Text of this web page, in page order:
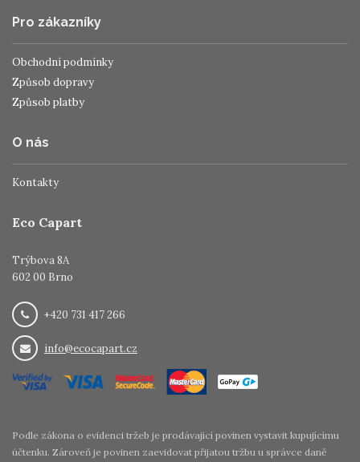
Pro zákazníky
Obchodní podmínky
Způsob dopravy
Způsob platby
O nás
Kontakty
Eco Capart
Trýbova 8A
602 00 Brno
+420 731 417 266
info@ecocapart.cz
Podle zákona o evidenci tržeb je prodávající povinen vystavit kupujícímu
účtenku. Zároveň je povinen zaevidovat přijatou tržbu u správce daně